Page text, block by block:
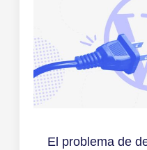
El problema de